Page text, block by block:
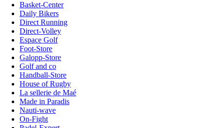
Basket-Center
Daily Bikers
Direct Running
Direct-Volley
Espace Golf
Foot-Store
Galopp-Store
Golf and co
Handball-Store
House of Rugby
La sellerie de Maé
Made in Paradis
Nauti-wave
On-Fight